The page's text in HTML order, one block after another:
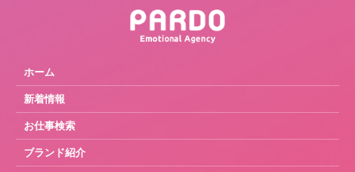
ホーム
新着情報
お仕事検索
ブランド紹介